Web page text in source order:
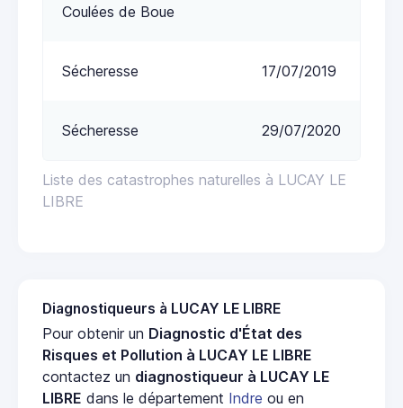
Liste des catastrophes naturelles à LUCAY LE
LIBRE
Coulées de Boue
Sécheresse 17/07/2019
Sécheresse 29/07/2020
Diagnostiqueurs à LUCAY LE LIBRE
Pour obtenir un Diagnostic d'État des
Risques et Pollution à LUCAY LE LIBRE
contactez un diagnostiqueur à LUCAY LE
LIBRE dans le département Indre ou en